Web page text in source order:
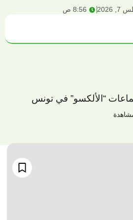
8:56 ص
“الألكسو” في تونس